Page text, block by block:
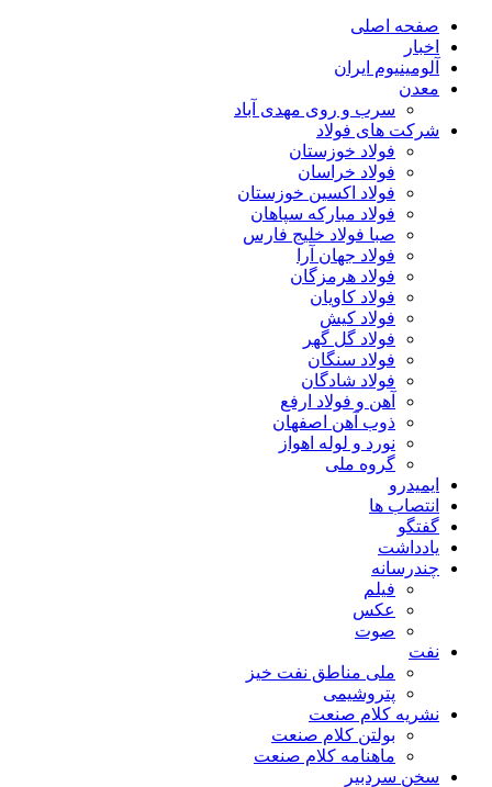
صفحه اصلی
اخبار
آلومینیوم ایران
معدن
سرب و روی مهدی آباد
شرکت های فولاد
فولاد خوزستان
فولاد خراسان
فولاد اکسین خوزستان
فولاد مبارکه سپاهان
صبا فولاد خلیج فارس
فولاد جهان آرا
فولاد هرمزگان
فولاد کاویان
فولاد کیش
فولاد گل گهر
فولاد سنگان
فولاد شادگان
آهن و فولاد ارفع
ذوب آهن اصفهان
نورد و لوله اهواز
گروه ملی
ایمیدرو
انتصاب ها
گفتگو
یادداشت
چندرسانه
فیلم
عکس
صوت
نفت
ملی مناطق نفت خیز
پتروشیمی
نشریه کلام صنعت
بولتن کلام صنعت
ماهنامه کلام صنعت
سخن سردبیر